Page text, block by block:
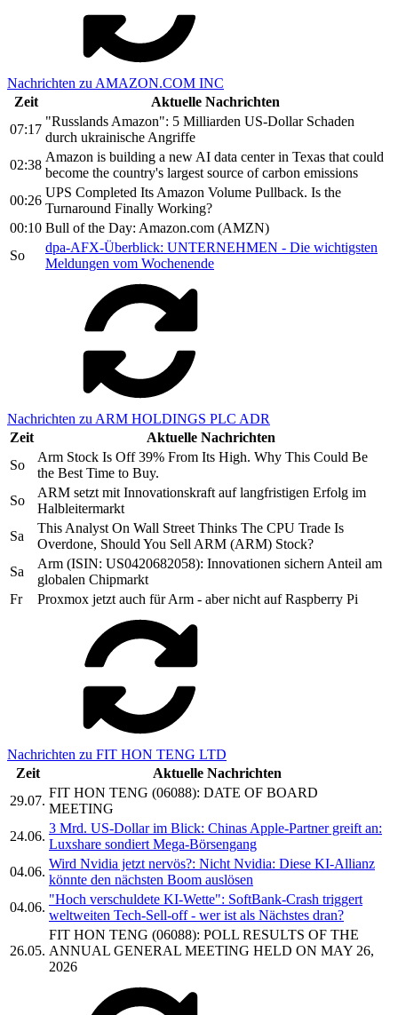
Nachrichten zu AMAZON.COM INC
Zeit
Aktuelle Nachrichten
07:17
"Russlands Amazon": 5 Milliarden US-Dollar Schaden
durch ukrainische Angriffe
02:38
Amazon is building a new AI data center in Texas that could
become the country's largest source of carbon emissions
00:26
UPS Completed Its Amazon Volume Pullback. Is the
Turnaround Finally Working?
00:10 Bull of the Day: Amazon.com (AMZN)
So
dpa-AFX-Überblick: UNTERNEHMEN - Die wichtigsten
Meldungen vom Wochenende
Nachrichten zu ARM HOLDINGS PLC ADR
Zeit
Aktuelle Nachrichten
So
Arm Stock Is Off 39% From Its High. Why This Could Be
the Best Time to Buy.
So
ARM setzt mit Innovationskraft auf langfristigen Erfolg im
Halbleitermarkt
Sa
This Analyst On Wall Street Thinks The CPU Trade Is
Overdone, Should You Sell ARM (ARM) Stock?
Sa
Arm (ISIN: US0420682058): Innovationen sichern Anteil am
globalen Chipmarkt
Fr
Proxmox jetzt auch für Arm - aber nicht auf Raspberry Pi
Nachrichten zu FIT HON TENG LTD
Zeit
Aktuelle Nachrichten
29.07.
FIT HON TENG (06088): DATE OF BOARD
MEETING
24.06.
3 Mrd. US-Dollar im Blick: Chinas Apple-Partner greift an:
Luxshare sondiert Mega-Börsengang
04.06.
Wird Nvidia jetzt nervös?: Nicht Nvidia: Diese KI-Allianz
könnte den nächsten Boom auslösen
04.06.
"Hoch verschuldete KI-Wette": SoftBank-Crash triggert
weltweiten Tech-Sell-off - wer ist als Nächstes dran?
26.05.
FIT HON TENG (06088): POLL RESULTS OF THE
ANNUAL GENERAL MEETING HELD ON MAY 26,
2026